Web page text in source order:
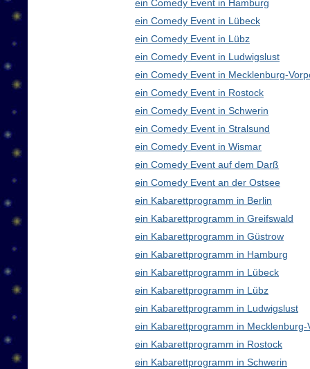
ein Comedy Event in Hamburg
ein Comedy Event in Lübeck
ein Comedy Event in Lübz
ein Comedy Event in Ludwigslust
ein Comedy Event in Mecklenburg-
ein Comedy Event in Rostock
ein Comedy Event in Schwerin
ein Comedy Event in Stralsund
ein Comedy Event in Wismar
ein Comedy Event auf dem Darß
ein Comedy Event an der Ostsee
ein Kabarettprogramm in Berlin
ein Kabarettprogramm in Greifswald
ein Kabarettprogramm in Güstrow
ein Kabarettprogramm in Hamburg
ein Kabarettprogramm in Lübeck
ein Kabarettprogramm in Lübz
ein Kabarettprogramm in Ludwigslust
ein Kabarettprogramm in
ein Kabarettprogramm in Rostock
ein Kabarettprogramm in Schwerin